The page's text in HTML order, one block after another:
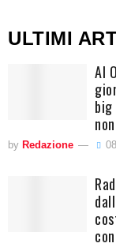
ULTIMI
AI
by Redazione